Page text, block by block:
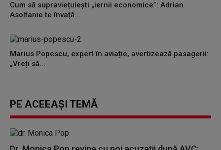
Cum să supraviețuiești „iernii economice”: Adrian
Asoltanie te învață...
Marius Popescu, expert în aviație, avertizează pasagerii:
„Vreți să...
PE ACEEAȘI TEMĂ